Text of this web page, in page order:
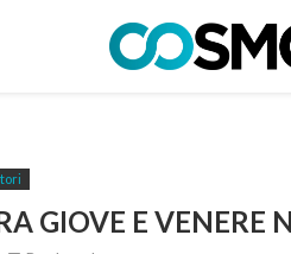
GIOVE E VENERE